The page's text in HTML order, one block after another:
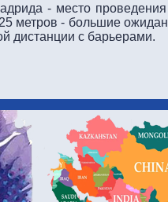
- место
метров - большие
дистанции с барьерами.